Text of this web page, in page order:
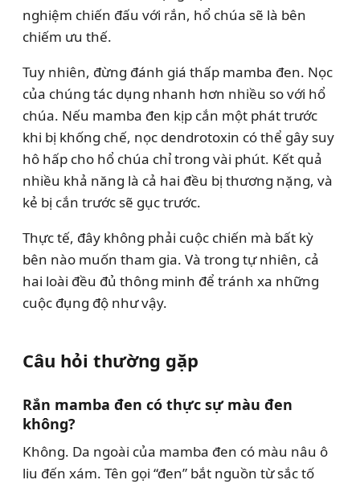
nghiệm chiến đấu với rắn, hổ chúa sẽ là bên
chiếm ưu thế.
Tuy nhiên, đừng đánh giá thấp mamba đen. Nọc
của chúng tác dụng nhanh hơn nhiều so với hổ
chúa. Nếu mamba đen kịp cắn một phát trước
khi bị khống chế, nọc dendrotoxin có thể gây suy
hô hấp cho hổ chúa chỉ trong vài phút. Kết quả
nhiều khả năng là cả hai đều bị thương nặng, và
kẻ bị cắn trước sẽ gục trước.
Thực tế, đây không phải cuộc chiến mà bất kỳ
bên nào muốn tham gia. Và trong tự nhiên, cả
hai loài đều đủ thông minh để tránh xa những
cuộc đụng độ như vậy.
Câu hỏi thường gặp
Rắn mamba đen có thực sự màu đen
không?
Không. Da ngoài của mamba đen có màu nâu ô
liu đến xám. Tên gọi “đen” bắt nguồn từ sắc tố